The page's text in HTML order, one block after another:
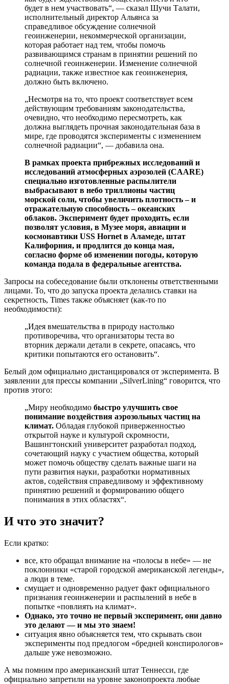
будет в нем участвовать“, — сказал Шучи Талати,
исполнительный директор Альянса за
справедливое обсуждение солнечной
геоинженерии, некоммерческой организации,
которая работает над тем, чтобы помочь
развивающимся странам в принятии решений по
солнечной геоинженерии. Изменение солнечной
радиации, также известное как геоинженерия,
должно быть включено.
„Несмотря на то, что проект соответствует всем
действующим требованиям законодательства,
очевидно, что необходимо пересмотреть, как
должна выглядеть прочная законодательная база в
мире, где проводятся эксперименты с изменением
солнечной радиации“, — добавила она.
В рамках проекта прибрежных исследований и
исследований атмосферных аэрозолей (CAARE)
специально изготовленные распылители
выбрасывают в небо триллионы частиц
морской соли, чтобы увеличить плотность – и
отражательную способность – океанских
облаков. Эксперимент будет проходить, если
позволят условия, в Музее моря, авиации и
космонавтики USS Hornet в Аламеде, штат
Калифорния, и продлится до конца мая,
согласно форме об изменении погоды, которую
команда подала в федеральные агентства.
Запросы на собеседование были отклонены ответственными
лицами. То, что до запуска проекта делались ставки на
секретность, Times также объясняет (как-то по
необходимости):
„Идея вмешательства в природу настолько
противоречива, что организаторы теста во
вторник держали детали в секрете, опасаясь, что
критики попытаются его остановить“.
Белый дом официально дистанцировался от эксперимента. В
заявлении для прессы компании „SilverLining“ говорится, что
против этого:
„Миру необходимо быстро улучшить свое
понимание воздействия аэрозольных частиц на
климат. Обладая глубокой приверженностью
открытой науке и культурой скромности,
Вашингтонский университет разработал подход,
сочетающий науку с участием общества, который
может помочь обществу сделать важные шаги на
пути развития науки, разработки нормативных
актов, содействия справедливому и эффективному
принятию решений и формированию общего
понимания в этих областях“.
И что это значит?
Если кратко:
все, кто обращал внимание на «полосы в небе» — не
поклонники «старой городской американской легенды»,
а люди в теме.
смущает и одновременно радует факт официального
признания геоинженерии и распылений в небе в
попытке «повлиять на климат».
Однако, это точно не первый эксперимент, они давно
это делают — и мы это знаем!
ситуация явно объясняется тем, что скрывать свои
эксперименты под предлогом «бредней конспирологов»
дальше уже невозможно.
А мы помним про американский штат Теннесси, где
официально запретили на уровне законопроекта любые